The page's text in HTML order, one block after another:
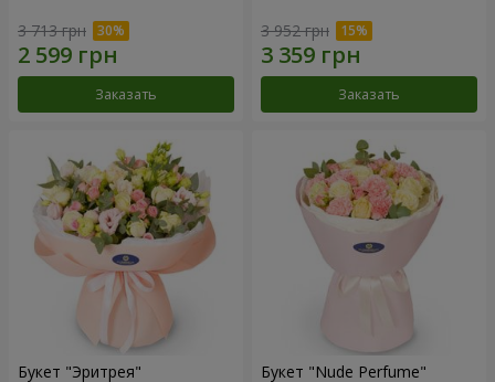
3 713 грн
Заказать
3 952 грн
Заказать
Букет "Эритрея" Букет "Nude Perfume"